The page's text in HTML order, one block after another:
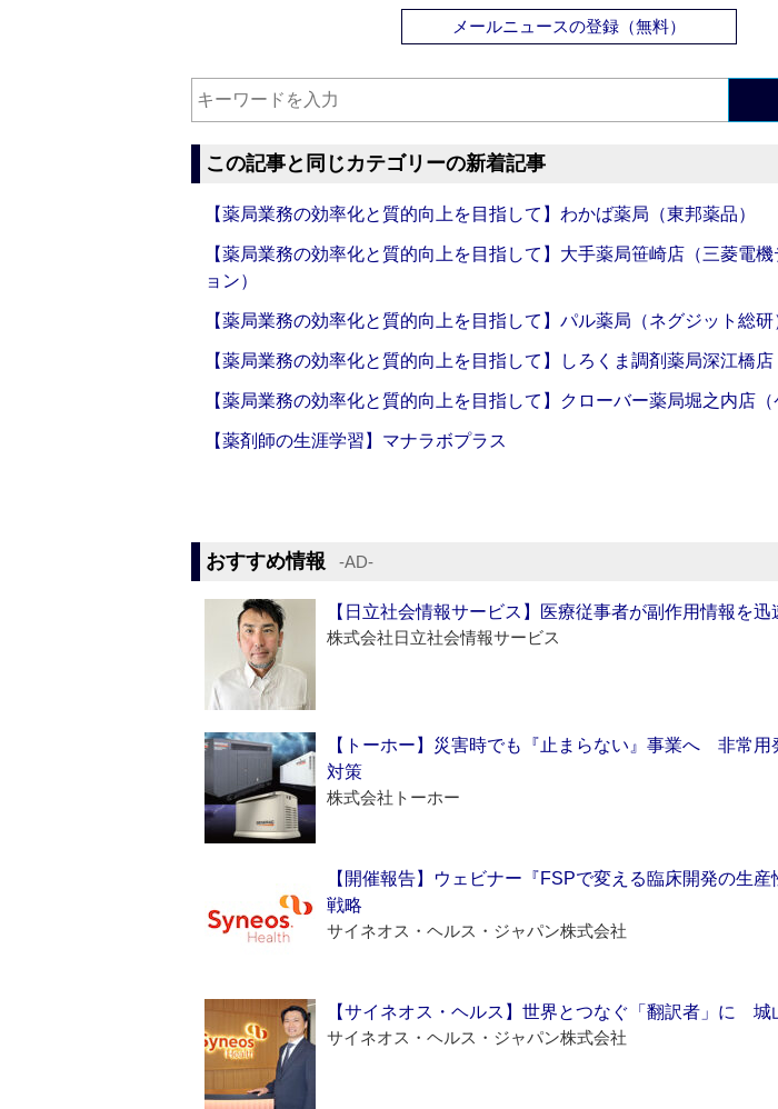
メールニュースの登録（無料）
この記事と同じカテゴリーの新着記事
【薬局業務の効率化と質的向上を目指して】わかば薬局（東邦薬品）
【薬局業務の効率化と質的向上を目指して】大手薬局笹崎店（三菱電
ョン）
【薬局業務の効率化と質的向上を目指して】パル薬局（ネグジット総研
【薬局業務の効率化と質的向上を目指して】しろくま調剤薬局深江橋店
【薬局業務の効率化と質的向上を目指して】クローバー薬局堀之内店（
【薬剤師の生涯学習】マナラボプラス
おすすめ情報 ‐AD‐
【日立社会情報サービス】医療従事者が副作用情報を迅
株式会社日立社会情報サービス
【トーホー】災害時でも『止まらない』事業へ 非常用
対策
株式会社トーホー
【開催報告】ウェビナー『FSPで変える臨床開発の生
戦略
サイネオス・ヘルス・ジャパン株式会社
【サイネオス・ヘルス】世界とつなぐ「翻訳者」に 城
サイネオス・ヘルス・ジャパン株式会社